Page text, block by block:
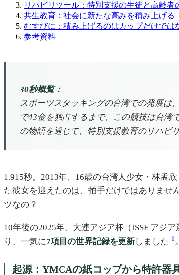
リハビリツール：特別支援の生徒と高齢者
共生教育：社会に新たな高みを積み上げる
むすびに：積み上げるのはカップだけでは
参考資料
30秒概覧：
スポーツスタッキングの台湾での発展は
で43金を独占するまで、この競技は台湾
の物語を通じて、特別支援教育のリハビ
1.915秒。2013年、16歳の台湾人少女・林孟
た彼女を迎えたのは、拍手だけではありませ
ツなの？」
10年後の2025年、大連アジア杯（ISSF アジ
り、一気に7項目の世界記録を更新しました 1 。
起源：YMCAの紙コップから特許器